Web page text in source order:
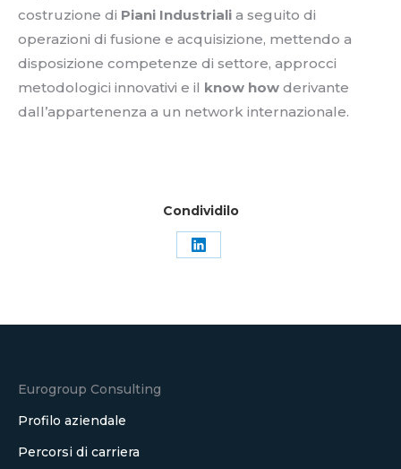
costruzione di Piani Industriali a seguito di
operazioni di fusione e acquisizione, mettendo a
disposizione competenze di settore, approcci
metodologici innovativi e il know how derivante
dall’appartenenza a un network internazionale.
Condividilo
Condividi
Eurogroup Consulting
Profilo aziendale
Percorsi di carriera